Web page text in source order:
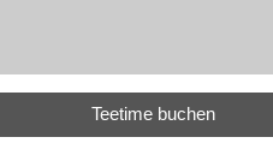
Teetime buchen